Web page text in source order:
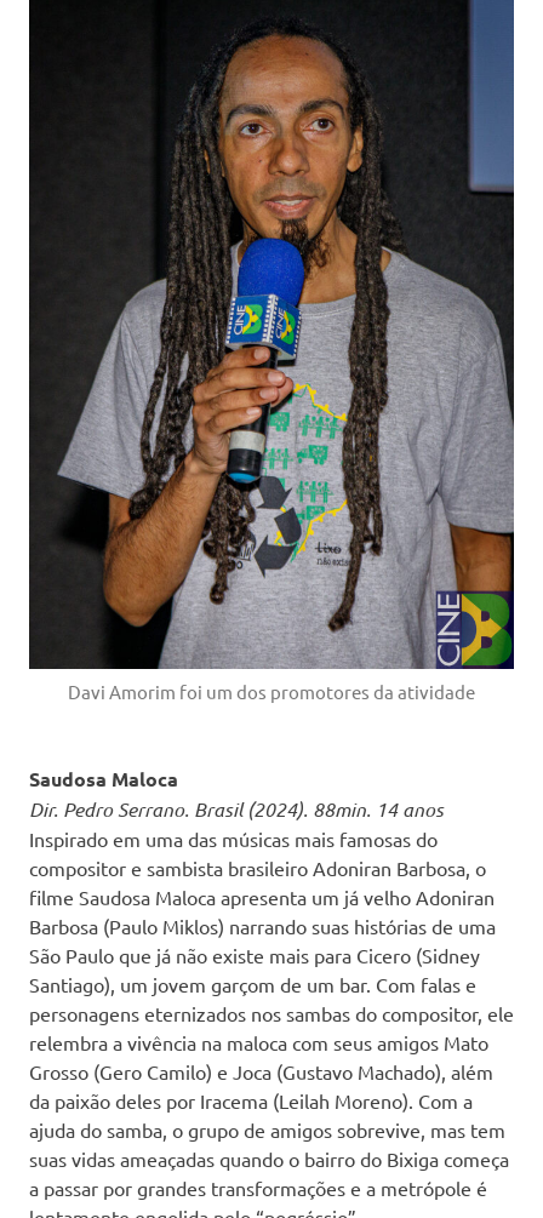
Davi Amorim foi um dos promotores da atividade
Saudosa Maloca
Dir. Pedro Serrano. Brasil (2024). 88min. 14 anos
Inspirado em uma das músicas mais famosas do
compositor e sambista brasileiro Adoniran Barbosa, o
filme Saudosa Maloca apresenta um já velho Adoniran
Barbosa (Paulo Miklos) narrando suas histórias de uma
São Paulo que já não existe mais para Cicero (Sidney
Santiago), um jovem garçom de um bar. Com falas e
personagens eternizados nos sambas do compositor, ele
relembra a vivência na maloca com seus amigos Mato
Grosso (Gero Camilo) e Joca (Gustavo Machado), além
da paixão deles por Iracema (Leilah Moreno). Com a
ajuda do samba, o grupo de amigos sobrevive, mas tem
suas vidas ameaçadas quando o bairro do Bixiga começa
a passar por grandes transformações e a metrópole é